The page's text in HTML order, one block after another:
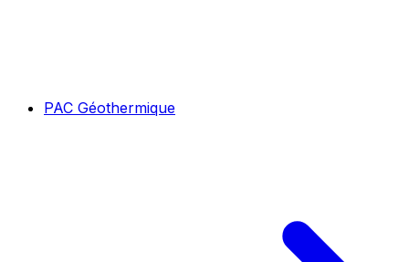
PAC Géothermique